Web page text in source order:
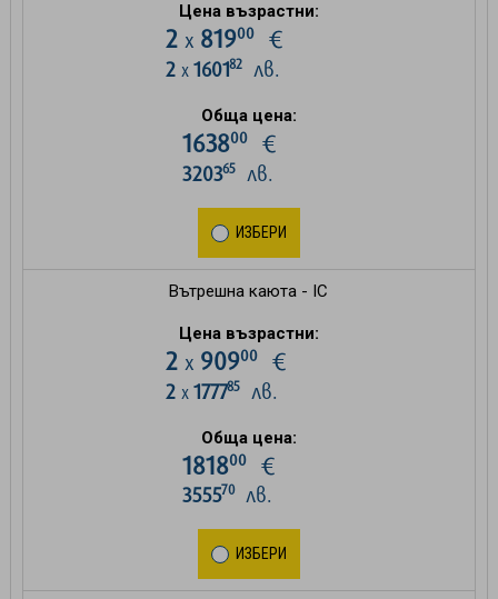
Цена възрастни:
2 х 81900€
2 х 160182лв.
Обща цена:
163800€
320365лв.
ИЗБЕРИ
Вътрешна каюта - IC
Цена възрастни:
2 х 90900€
2 х 177785лв.
Обща цена:
181800€
355570лв.
ИЗБЕРИ